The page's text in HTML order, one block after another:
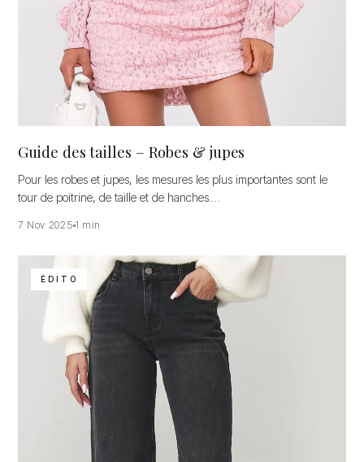
Guide des tailles – Robes & jupes
Pour les robes et jupes, les mesures les plus importantes sont le
tour de poitrine, de taille et de hanches.…
7 Nov 2025 1 min
ÉDITO